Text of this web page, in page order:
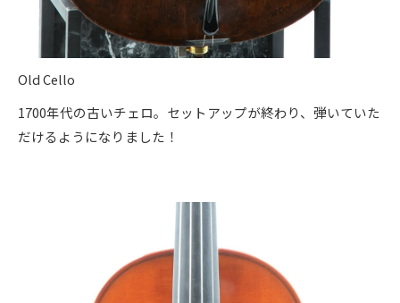
Old Cello
1700年代の古いチェロ。セットアップが終わり、弾いていた
だけるようになりました！